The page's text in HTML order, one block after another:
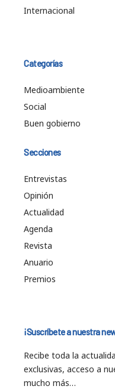
Internacional
Categorías
Medioambiente
Social
Buen gobierno
Secciones
Entrevistas
Opinión
Actualidad
Agenda
Revista
Anuario
Premios
¡Suscríbete a nuestra
Recibe toda la
exclusivas, acceso a
mucho más…